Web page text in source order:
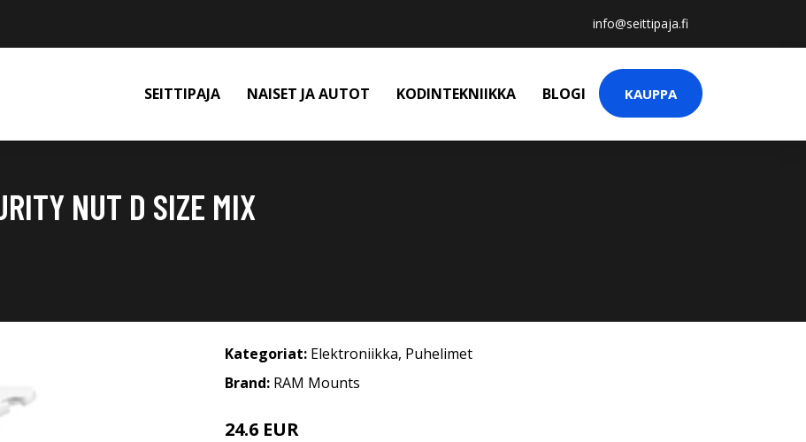
info@seittipaja.fi
SEITTIPAJA NAISET JA AUTOT KODINTEKNIIKKA BLOGI KAUPPA
NUT D SIZE MIX
Kategoriat: Elektroniikka, Puhelimet
Brand: RAM Mounts
24.6 EUR